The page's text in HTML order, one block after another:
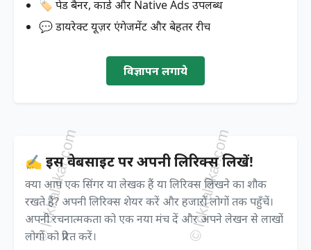
🏷️ पेड बैनर, कार्ड और Native Ads उपलब्ध
💬 डायरेक्ट यूज़र एंगेजमेंट और बेहतर रीच
विज्ञापन लगाये
✍️ इस वेबसाइट पर अपनी लिरिक्स लिखें!
क्या आप एक सिंगर या लेखक हैं या लिरिक्स लिखने का शौक
रखते हैं? अपनी लिरिक्स शेयर करें और हजारों लोगों तक पहुँचें।
अपनी रचनात्मकता को एक नया मंच दें और अपने लेखन से लाखों
लोगों को प्रेरित करें।